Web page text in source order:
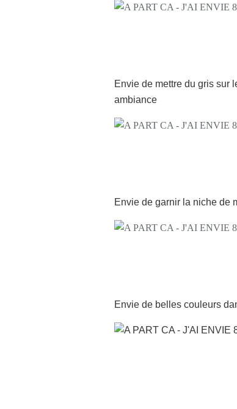
Envie de mettre du gris sur
ambiance
Envie de garnir la niche de
Envie de belles couleurs